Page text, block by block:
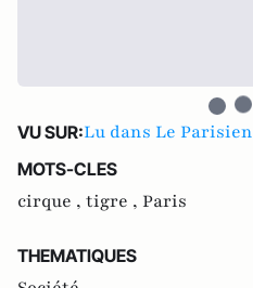
VU SUR:Lu dans Le Parisien
MOTS-CLES
cirque , tigre , Paris
THEMATIQUES